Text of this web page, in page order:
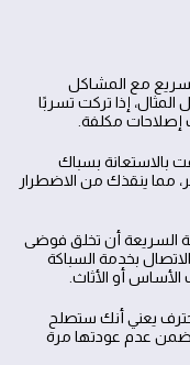
مع المشاكل
المثال، إذا تركت تسربًا
إصلاحات مكلفة.
بالاستعانة بسباك
مما ينقذك من الاضطرار
السريعة أن تخلق فوضى
بخدمة السباكة
الأساس أو الأثاث.
يعني أنك ستصلح
عدم عودتها مرة